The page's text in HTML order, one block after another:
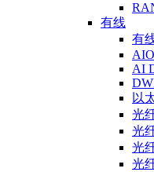
有线
有
AI
以
光
光
光
光